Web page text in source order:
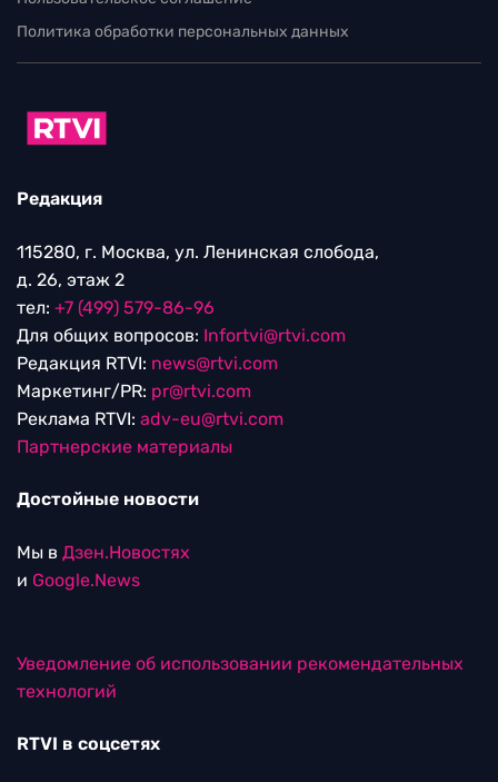
Политика обработки персональных данных
Редакция
115280, г. Москва, ул. Ленинская слобода,
д. 26, этаж 2
тел: +7 (499) 579-86-96
Для общих вопросов: Infortvi@rtvi.com
Редакция RTVI: news@rtvi.com
Маркетинг/PR: pr@rtvi.com
Реклама RTVI: adv-eu@rtvi.com
Партнерские материалы
Достойные новости
Мы в Дзен.Новостях
и Google.News
Уведомление об использовании рекомендательных
технологий
RTVI в соцсетях